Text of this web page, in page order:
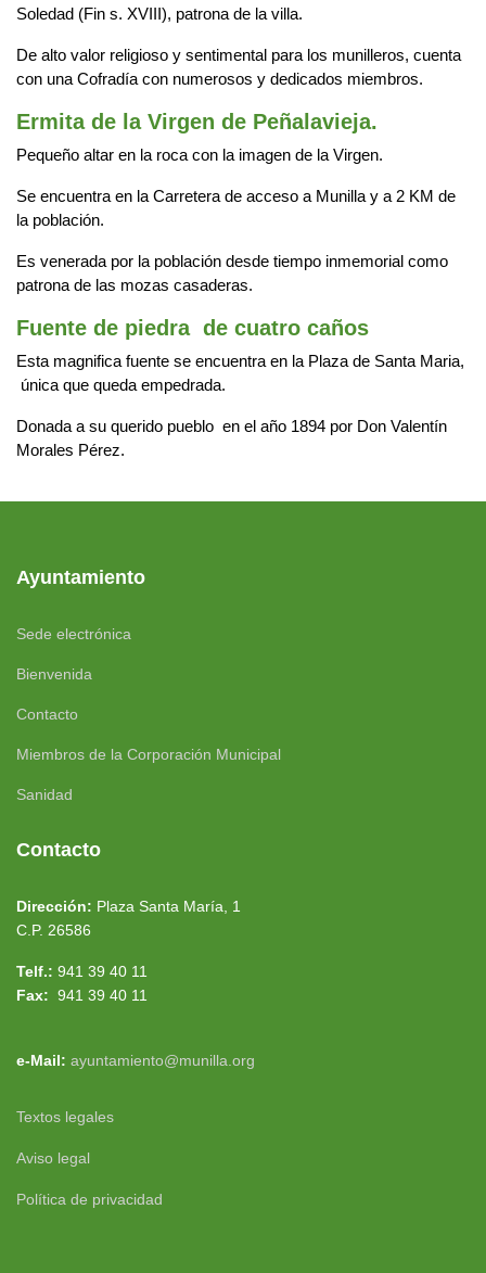
Soledad (Fin s. XVIII), patrona de la villa.
De alto valor religioso y sentimental para los munilleros, cuenta
con una Cofradía con numerosos y dedicados miembros.
Ermita de la Virgen de Peñalavieja.
Pequeño altar en la roca con la imagen de la Virgen.
Se encuentra en la Carretera de acceso a Munilla y a 2 KM de
la población.
Es venerada por la población desde tiempo inmemorial como
patrona de las mozas casaderas.
Fuente de piedra de cuatro caños
Esta magnifica fuente se encuentra en la Plaza de Santa Maria,
única que queda empedrada.
Donada a su querido pueblo en el año 1894 por Don Valentín
Morales Pérez.
Ayuntamiento
Sede electrónica
Bienvenida
Contacto
Miembros de la Corporación Municipal
Sanidad
Contacto
Dirección: Plaza Santa María, 1
C.P. 26586
Telf.: 941 39 40 11
Fax: 941 39 40 11
e-Mail: ayuntamiento@munilla.org
Textos legales
Aviso legal
Política de privacidad